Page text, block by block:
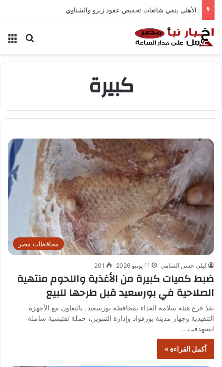
الأهلي ينفي شائعات تخفيض عقود زيزو والشناوي
بحث
كبيرة
محافظات مصر
ليلى حسن الشامي 11 يونيو 2026 201
ضبط كميات كبيرة من الأغذية واللحوم منتهية
الصلاحية في بورسعيد قبل طرحها للبيع
نفذ فرع هيئة سلامة الغذاء بمحافظة بورسعيد، بالتعاون مع الأجهزة
التنفيذية وجهاز مدينة بورفؤاد وإدارة التموين، حملة تفتيشية شاملة
استهدفت…
أكمل القراءة »